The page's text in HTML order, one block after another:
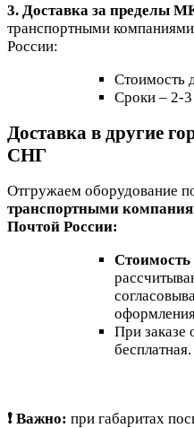
3. Доставка за пределы
транспортными
России:
Стоимость
Сроки – 2-
Доставка в другие
СНГ
Отгружаем оборудование
транспортными
Почтой России:
Стоимость
При заказе
бесплатная.
❗ Важно: при габаритах